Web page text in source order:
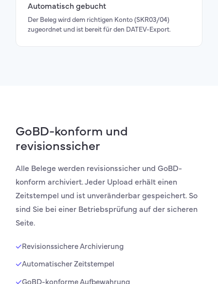
Automatisch gebucht
Der Beleg wird dem richtigen Konto (SKR03/04)
zugeordnet und ist bereit für den DATEV-Export.
GoBD-konform und
revisionssicher
Alle Belege werden revisionssicher und GoBD-
konform archiviert. Jeder Upload erhält einen
Zeitstempel und ist unveränderbar gespeichert. So
sind Sie bei einer Betriebsprüfung auf der sicheren
Seite.
Revisionssichere Archivierung
Automatischer Zeitstempel
GoBD-konforme Aufbewahrung